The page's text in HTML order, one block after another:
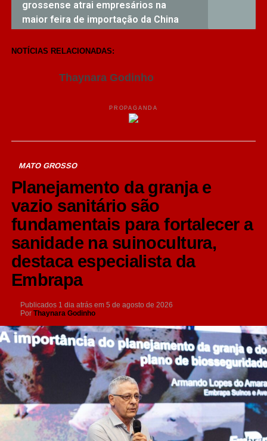
grossense atrai empresários na
maior feira de importação da China
NOTÍCIAS RELACIONADAS:
Thaynara Godinho
PROPAGANDA
MATO GROSSO
Planejamento da granja e
vazio sanitário são
fundamentais para fortalecer a
sanidade na suinocultura,
destaca especialista da
Embrapa
Publicados 1 dia atrás em 5 de agosto de 2026
Por Thaynara Godinho